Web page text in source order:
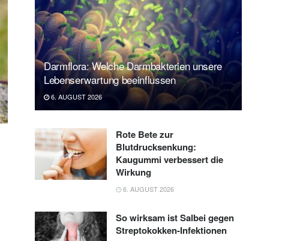
Darmflora: Welche Darmbakterien unsere
Lebenserwartung beeinflussen
6. AUGUST 2026
Rote Bete zur
Blutdrucksenkung:
Kaugummi verbessert die
Wirkung
6. AUGUST 2026
So wirksam ist Salbei gegen
Streptokokken-Infektionen